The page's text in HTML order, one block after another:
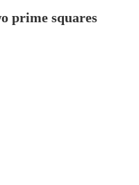
prime squares